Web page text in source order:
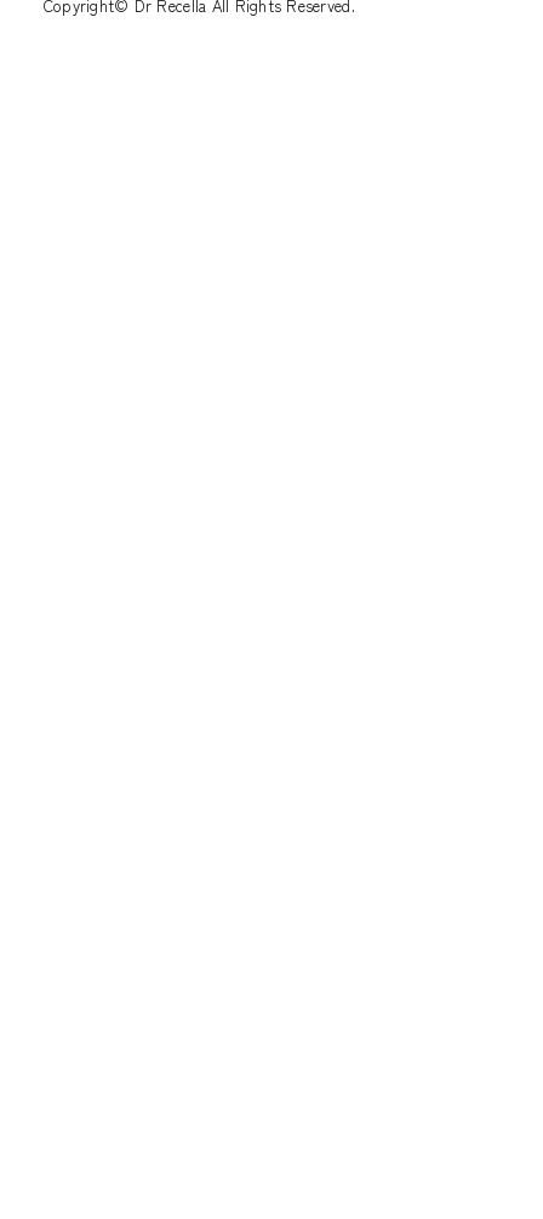
Copyright© Dr Recella All Rights Reserved.